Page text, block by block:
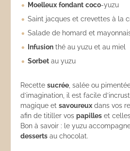
Moelleux fondant coco-yuzu
Saint jacques et crevettes à la
Salade de homard et
Infusion thé au yuzu et au miel
Sorbet au yuzu
Recettesucrée , salée ou
d’imagination, il est facile
magique etsavoureux dans vos
afin de titiller vospapilles et
Bon à savoir : le yuzu
desserts au chocolat.